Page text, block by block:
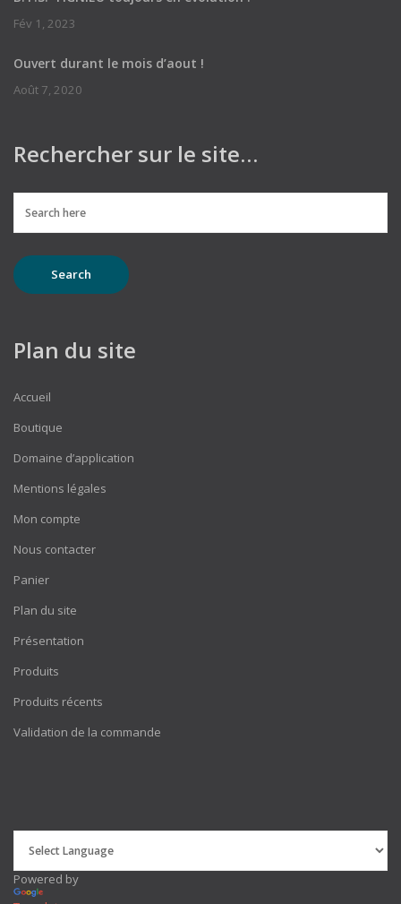
Fév 1, 2023
Ouvert durant le mois d’aout !
Août 7, 2020
Rechercher sur le site…
Plan du site
Accueil
Boutique
Domaine d’application
Mentions légales
Mon compte
Nous contacter
Panier
Plan du site
Présentation
Produits
Produits récents
Validation de la commande
Powered by